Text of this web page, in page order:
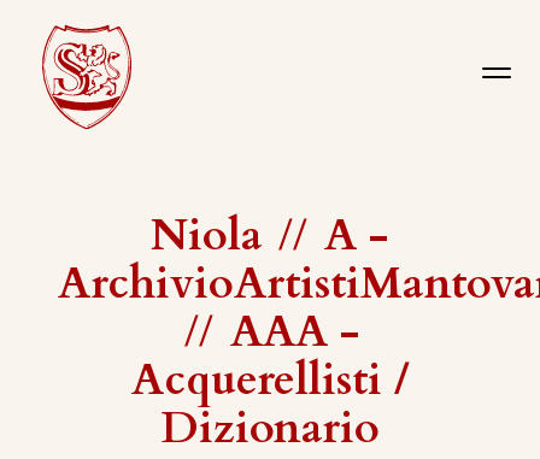
Niola // A -
// AAA -
Acquerellisti /
Dizionario